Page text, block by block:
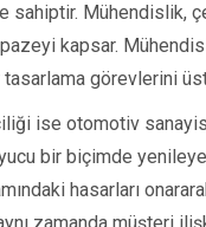
sahiptir.
kapsar.
görevlerini
ise otomotiv
bir biçimde
hasarları